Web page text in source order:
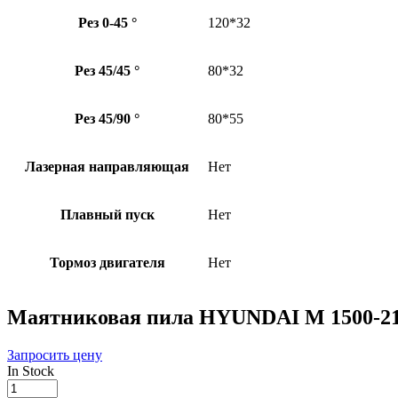
Рез 0-45 ° 120*32
Рез 45/45 ° 80*32
Рез 45/90 ° 80*55
Лазерная направляющая Нет
Плавный пуск Нет
Тормоз двигателя Нет
Маятниковая пила HYUNDAI M 1500-
Запросить цену
In Stock
Маятниковая